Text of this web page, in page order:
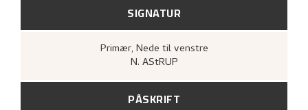
SIGNATUR
Primær, Nede til venstre
N. AStRUP
PÅSKRIFT